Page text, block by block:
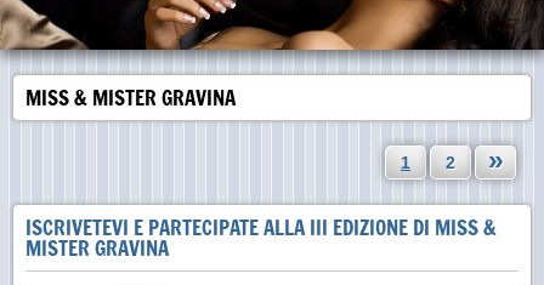
MISS & MISTER GRAVINA
1 2 »
ISCRIVETEVI E PARTECIPATE ALLA III EDIZIONE DI MISS &
MISTER GRAVINA